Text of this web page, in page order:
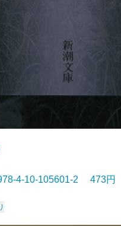
4-10-105601-2 473円